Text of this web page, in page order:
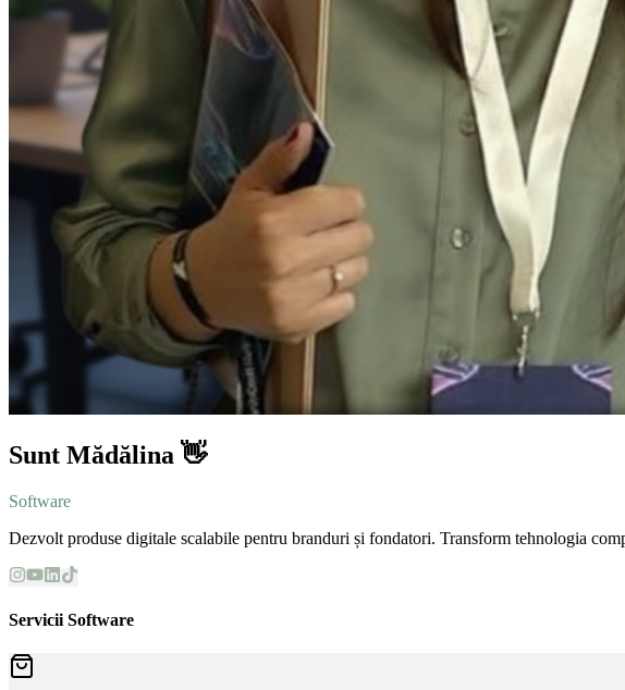
Sunt Mădălina 👋
Software Developer
Dezvolt produse digitale scalabile pentru branduri și fondatori. Transform tehnologia
Servicii Software